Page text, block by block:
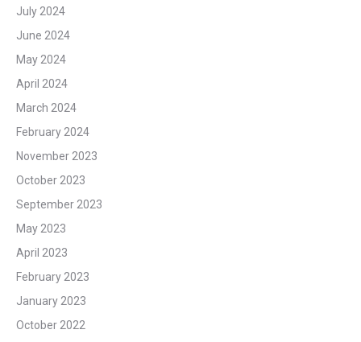
July 2024
June 2024
May 2024
April 2024
March 2024
February 2024
November 2023
October 2023
September 2023
May 2023
April 2023
February 2023
January 2023
October 2022